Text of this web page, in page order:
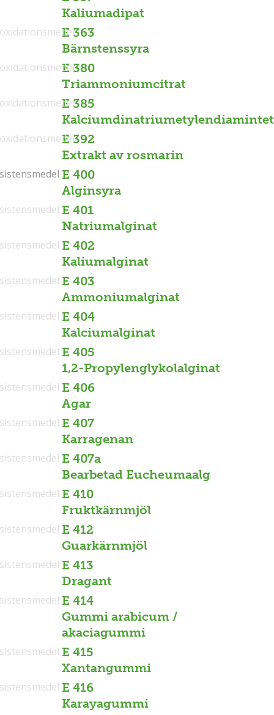
Kaliumadipat
E 363
Bärnstenssyra
E 380
Triammoniumcitrat
E 385
E 392
Extrakt av rosmarin
E 400
Alginsyra
E 401
Natriumalginat
E 402
Kaliumalginat
E 403
Ammoniumalginat
E 404
Kalciumalginat
E 405
1,2-Propylenglykolalginat
E 406
Agar
E 407
Karragenan
E 407a
Bearbetad Eucheumaalg
E 410
Fruktkärnmjöl
E 412
Guarkärnmjöl
E 413
Dragant
E 414
Gummi arabicum /
akaciagummi
E 415
Xantangummi
E 416
Karayagummi